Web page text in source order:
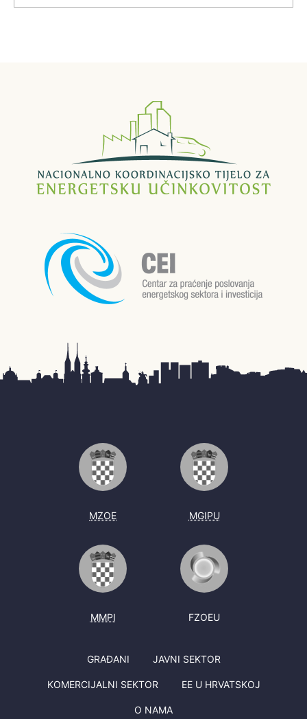
MZOE MGIPU
MMPI FZOEU
GRAĐANI JAVNI SEKTOR
KOMERCIJALNI SEKTOR EE U HRVATSKOJ
O NAMA